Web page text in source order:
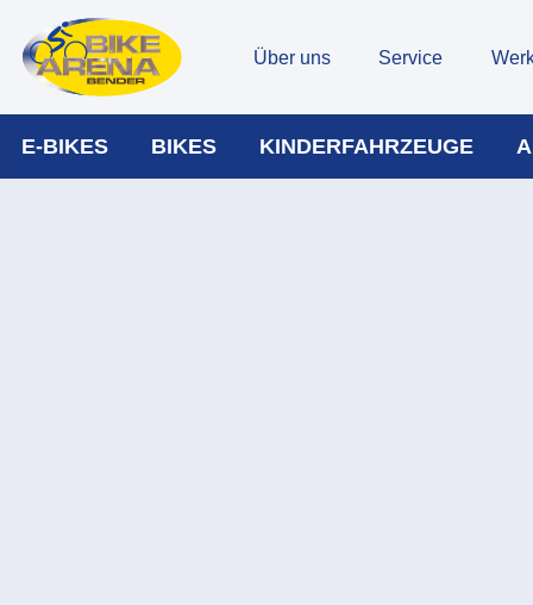
Über uns Service
E-BIKES BIKES KINDERFAHRZEUGE